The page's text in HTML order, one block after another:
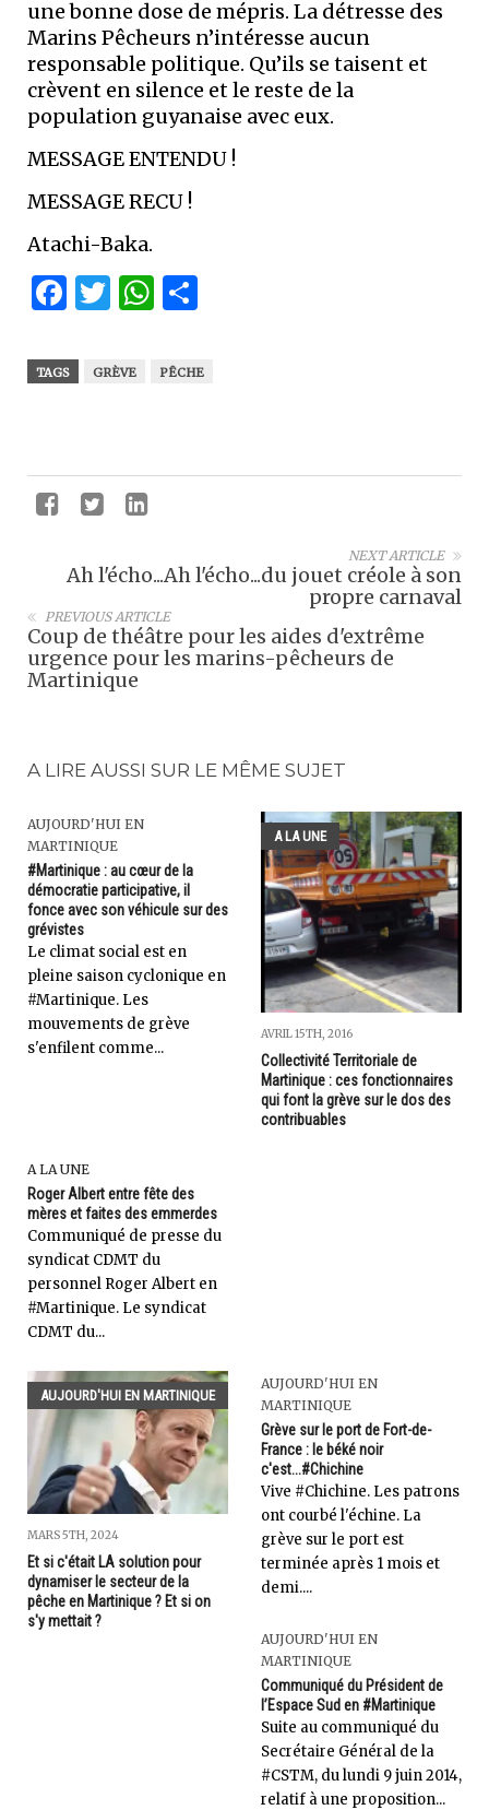
une bonne dose de mépris. La détresse des
Marins Pêcheurs n’intéresse aucun
responsable politique. Qu’ils se taisent et
crèvent en silence et le reste de la
population guyanaise avec eux.
MESSAGE ENTENDU !
MESSAGE RECU !
Atachi-Baka.
Facebook
Twitter
WhatsApp
TAGS GRÈVE PÊCHE
NEXT ARTICLE
Ah l'écho...Ah l'écho...du jouet créole à son
propre carnaval
PREVIOUS ARTICLE
Coup de théâtre pour les aides d'extrême
urgence pour les marins-pêcheurs de
Martinique
A LIRE AUSSI SUR LE MÊME SUJET
AUJOURD'HUI EN
MARTINIQUE
#Martinique : au cœur de la
démocratie participative, il
fonce avec son véhicule sur des
grévistes
Le climat social est en
pleine saison cyclonique en
#Martinique. Les
mouvements de grève
s'enfilent comme...
A LA UNE
AVRIL 15TH, 2016
Collectivité Territoriale de
Martinique : ces fonctionnaires
qui font la grève sur le dos des
contribuables
A LA UNE
Roger Albert entre fête des
mères et faites des emmerdes
Communiqué de presse du
syndicat CDMT du
personnel Roger Albert en
#Martinique. Le syndicat
CDMT du...
AUJOURD'HUI EN MARTINIQUE
MARS 5TH, 2024
Et si c'était LA solution pour
dynamiser le secteur de la
pêche en Martinique ? Et si on
s'y mettait ?
AUJOURD'HUI EN
MARTINIQUE
Grève sur le port de Fort-de-
France : le béké noir
c'est...#Chichine
Vive #Chichine. Les patrons
ont courbé l'échine. La
grève sur le port est
terminée après 1 mois et
demi....
AUJOURD'HUI EN
MARTINIQUE
Communiqué du Président de
l’Espace Sud en #Martinique
Suite au communiqué du
Secrétaire Général de la
#CSTM, du lundi 9 juin 2014,
relatif à une proposition...